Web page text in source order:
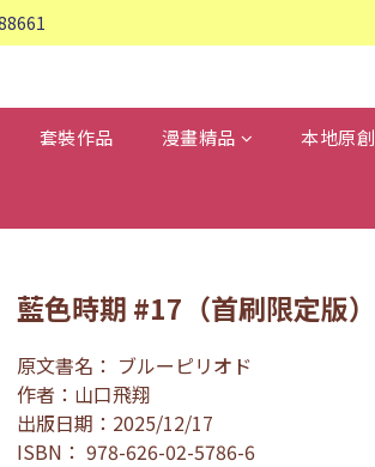
費
套裝作品 漫畫精品 本地原創
藍色時期 #17（首刷限定版）
原文書名： ブルーピリオド
作者：山口飛翔
出版日期：2025/12/17
ISBN： 978-626-02-5786-6